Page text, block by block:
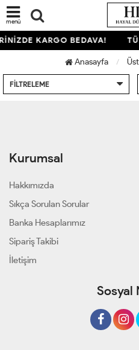
menü
KARGO BEDAVA!
Anasayfa
FILTRELEME
Kurumsal
Hakkımızda
Sıkça Sorulan Sorular
Banka Hesaplarımız
Sipariş Takibi
İletişim
Sosyal